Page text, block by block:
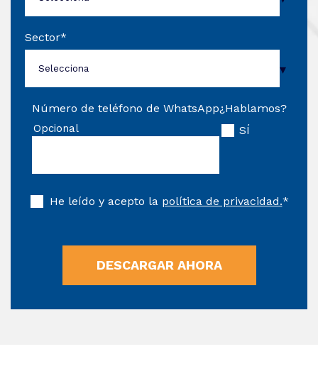
Sector*
Número de teléfono de WhatsApp
Opcional
¿Hablamos?
SÍ
He leído y acepto la política de privacidad.*